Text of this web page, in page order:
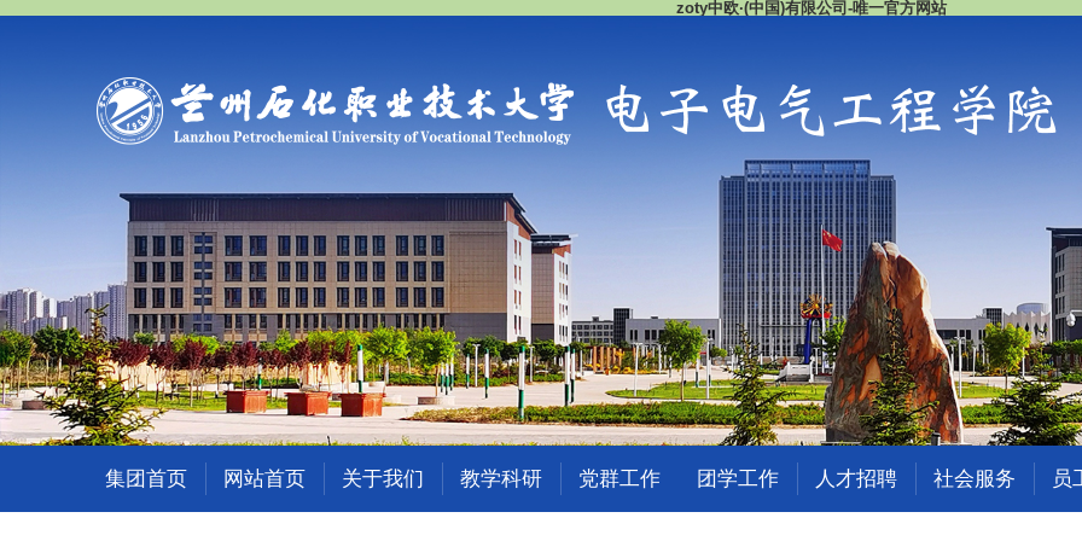
zoty中欧·(中国)有限公司-唯一官方网站
集团首页 网站首页 关于我们 教学科研 党群工作 团学工作 人才招聘 社会服务 员